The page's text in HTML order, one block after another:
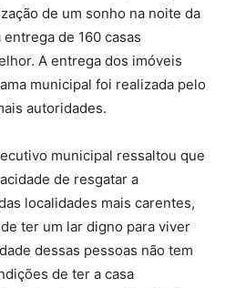
de um sonho na noite da
de 160 casas
A entrega dos imóveis
municipal foi realizada pelo
autoridades.
municipal ressaltou que
de resgatar a
localidades mais carentes,
ter um lar digno para viver
dessas pessoas não tem
de ter a casa